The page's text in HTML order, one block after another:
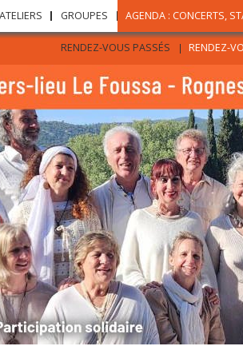
Aller au
principal
ATELIERS GROUPES AGENDA : CONCERTS,
RENDEZ-VOUS PASSÉS RENDEZ-